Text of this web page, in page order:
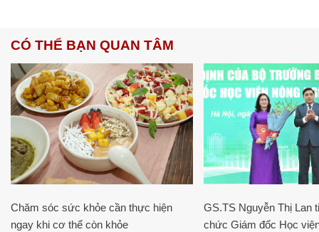
CÓ THỂ BẠN QUAN TÂM
Chăm sóc sức khỏe cần thực hiện
ngay khi cơ thể còn khỏe
GS.TS Nguyễn Thị Lan
chức Giám đốc Học